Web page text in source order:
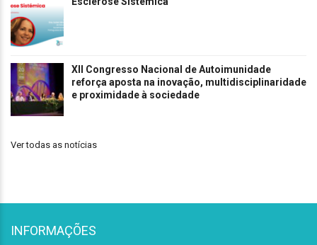
XII Congresso Nacional de Autoimunidade
reforça aposta na inovação, multidisciplinaridade
e proximidade à sociedade
Ver todas as notícias
INFORMAÇÕES